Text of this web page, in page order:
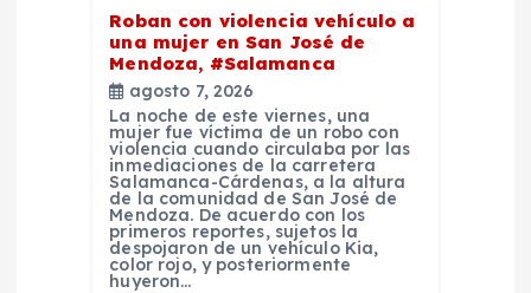
Roban con violencia vehículo a
una mujer en San José de
Mendoza, #Salamanca
agosto 7, 2026
La noche de este viernes, una
mujer fue víctima de un robo con
violencia cuando circulaba por las
inmediaciones de la carretera
Salamanca-Cárdenas, a la altura
de la comunidad de San José de
Mendoza. De acuerdo con los
primeros reportes, sujetos la
despojaron de un vehículo Kia,
color rojo, y posteriormente
huyeron…